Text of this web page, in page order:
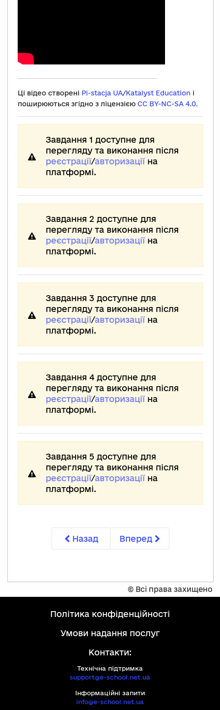
Ці відео створені Pi-stacja UA/Katalyst Education і
поширюються згідно з ліцензією CC BY-NC-SA 4.0.
Завдання 1 доступне для
перегляду та виконання після
реєстрації/авторизаціїна
платформі.
Завдання 2 доступне для
перегляду та виконання після
реєстрації/авторизаціїна
платформі.
Завдання 3 доступне для
перегляду та виконання після
реєстрації/авторизаціїна
платформі.
Завдання 4 доступне для
перегляду та виконання після
реєстрації/авторизаціїна
платформі.
Завдання 5 доступне для
перегляду та виконання після
реєстрації/авторизаціїна
платформі.
Назад Вперед
© Всі права захищено
політика конфіденційності
умови надання послуг
Контакти:
Технічна підтримка
support@e-school.net.ua
Інформаційні запити
info@e-school.net.ua